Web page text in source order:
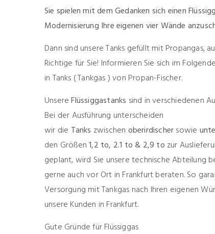
Sie spielen mit dem Gedanken sich einen
Modernisierung Ihre eigenen vier Wände
Dann sind unsere Tanks gefüllt mit Propangas,
Richtige für Sie! Informieren Sie sich im
in Tanks ( Tankgas ) von Propan-Fischer.
UnsereFlüssiggastanks sind in verschiedenen
Bei der Ausführung unterscheiden
wir die Tanks zwischen oberirdischersowie
den Größen1,2 to, 2.1 to & 2,9 to zur
geplant, wird Sie unsere technische Abteilung
gerne auch vor Ort in Frankfurt beraten. So
Versorgung mit Tankgas nach Ihren eigenen
unsere Kunden in Frankfurt.
Gute Gründe für Flüssiggas